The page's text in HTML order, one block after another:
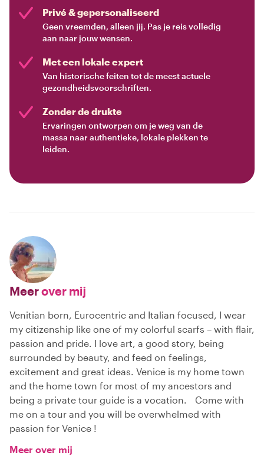
Privé & gepersonaliseerd
Geen vreemden, alleen jij. Pas je reis volledig
aan naar jouw wensen.
Met een lokale expert
Van historische feiten tot de meest actuele
gezondheidsvoorschriften.
Zonder de drukte
Ervaringen ontworpen om je weg van de
massa naar authentieke, lokale plekken te
leiden.
Meerover mij
Venitian born, Eurocentric and Italian focused, I wear
my citizenship like one of my colorful scarfs – with flair,
passion and pride. I love art, a good story, being
surrounded by beauty, and feed on feelings,
excitement and great ideas. Venice is my home town
and the home town for most of my ancestors and
being a private tour guide is a vocation. Come with
me on a tour and you will be overwhelmed with
passion for Venice !
Meer over mij